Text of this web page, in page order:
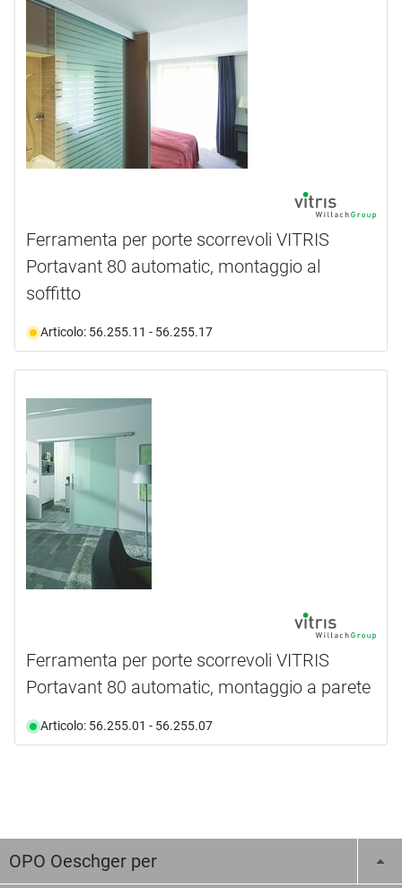
Ferramenta per porte scorrevoli VITRIS
Portavant 80 automatic, montaggio al
soffitto
Articolo: 56.255.11 - 56.255.17
Ferramenta per porte scorrevoli VITRIS
Portavant 80 automatic, montaggio a parete
Articolo: 56.255.01 - 56.255.07
OPO Oeschger per